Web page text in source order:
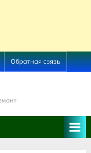
Обратная связь